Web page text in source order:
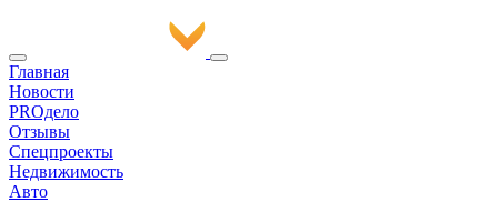
Главная
Новости
PROдело
Отзывы
Спецпроекты
Недвижимость
Авто